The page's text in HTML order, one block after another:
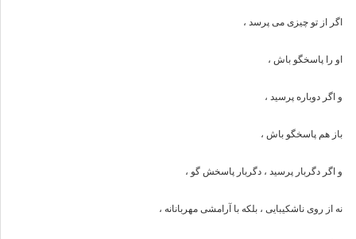
اگر از تو چیزی می پرسد ،
او را پاسخگو باش ،
و اگر دوباره پرسید ،
باز هم پاسخگو باش ،
و اگر دگربار پرسید ، دگربار پاسخش گو ،
نه از روی ناشکیبایی ، بلکه با آرامشی مهربانانه ،